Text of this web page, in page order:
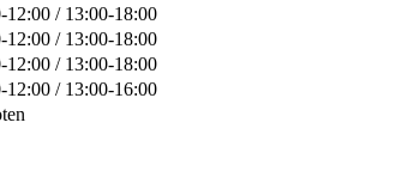
12:00 / 13:00-18:00
12:00 / 13:00-18:00
12:00 / 13:00-18:00
12:00 / 13:00-16:00